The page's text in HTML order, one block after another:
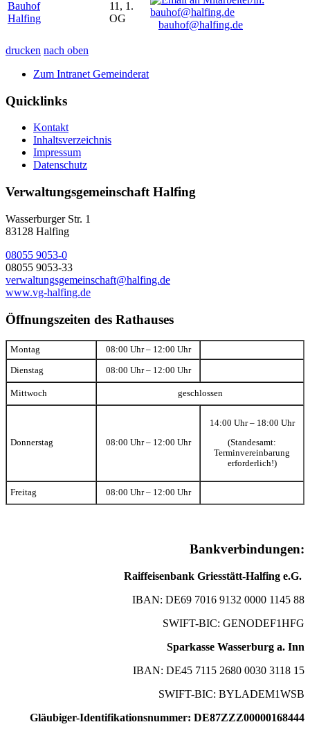
Bauhof
Halfing
11, 1.
OG
bauhof@halfing.de
drucken nach oben
Zum Intranet Gemeinderat
Quicklinks
Kontakt
Inhaltsverzeichnis
Impressum
Datenschutz
Verwaltungsgemeinschaft Halfing
Wasserburger Str. 1
83128 Halfing
08055 9053-0
08055 9053-33
verwaltungsgemeinschaft@halfing.de
www.vg-halfing.de
Öffnungszeiten des Rathauses
Montag 08:00 Uhr – 12:00 Uhr
Dienstag 08:00 Uhr – 12:00 Uhr
Mittwoch geschlossen
Donnerstag 08:00 Uhr – 12:00 Uhr
14:00 Uhr – 18:00 Uhr
(Standesamt:
Terminvereinbarung
erforderlich!)
Freitag 08:00 Uhr – 12:00 Uhr
Bankverbindungen:
Raiffeisenbank Griesstätt-Halfing e.G.
IBAN: DE69 7016 9132 0000 1145 88
SWIFT-BIC: GENODEF1HFG
Sparkasse Wasserburg a. Inn
IBAN: DE45 7115 2680 0030 3118 15
SWIFT-BIC: BYLADEM1WSB
Gläubiger-Identifikationsnummer: DE87ZZZ00000168444